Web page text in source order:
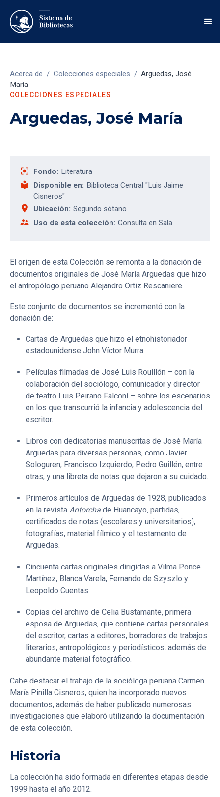
Acerca de / Colecciones especiales / Arguedas, José
María
COLECCIONES ESPECIALES
Arguedas, José María
center_focus_strong Fondo: Literatura
local_library Disponible en: Biblioteca Central "Luis Jaime
Cisneros"
place Ubicación: Segundo sótano
supervisor_account Uso de esta colección: Consulta en Sala
El origen de esta Colección se remonta a la donación de
documentos originales de José María Arguedas que hizo
el antropólogo peruano Alejandro Ortiz Rescaniere.
Este conjunto de documentos se incrementó con la
donación de:
Cartas de Arguedas que hizo el etnohistoriador
estadounidense John Víctor Murra.
Películas filmadas de José Luis Rouillón – con la
colaboración del sociólogo, comunicador y director
de teatro Luis Peirano Falconí – sobre los escenarios
en los que transcurrió la infancia y adolescencia del
escritor.
Libros con dedicatorias manuscritas de José María
Arguedas para diversas personas, como Javier
Sologuren, Francisco Izquierdo, Pedro Guillén, entre
otras; y una libreta de notas que dejaron a su cuidado.
Primeros artículos de Arguedas de 1928, publicados
en la revista Antorcha de Huancayo, partidas,
certificados de notas (escolares y universitarios),
fotografías, material fílmico y el testamento de
Arguedas.
Cincuenta cartas originales dirigidas a Vilma Ponce
Martínez, Blanca Varela, Fernando de Szyszlo y
Leopoldo Cuentas.
Copias del archivo de Celia Bustamante, primera
esposa de Arguedas, que contiene cartas personales
del escritor, cartas a editores, borradores de trabajos
literarios, antropológicos y periodísticos, además de
abundante material fotográfico.
Cabe destacar el trabajo de la socióloga peruana Carmen
María Pinilla Cisneros, quien ha incorporado nuevos
documentos, además de haber publicado numerosas
investigaciones que elaboró utilizando la documentación
de esta colección.
Historia
La colección ha sido formada en diferentes etapas desde
1999 hasta el año 2012.